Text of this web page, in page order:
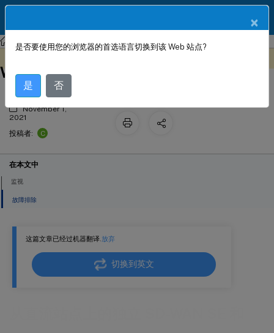
Citrix SD-WAN Citrix SD-WAN 11.3
这篇文章已经过机器翻译.放弃
切换到英文
从直流站点上的独立 SD-WAN SE 和
WANOP 设备到 PE 设备的自动安全对等
November 1,
2021
投稿者:
C
在本文中
监视
故障排除
×
是否要使用您的浏览器的首选语言切换到该 Web 站点?
是 否